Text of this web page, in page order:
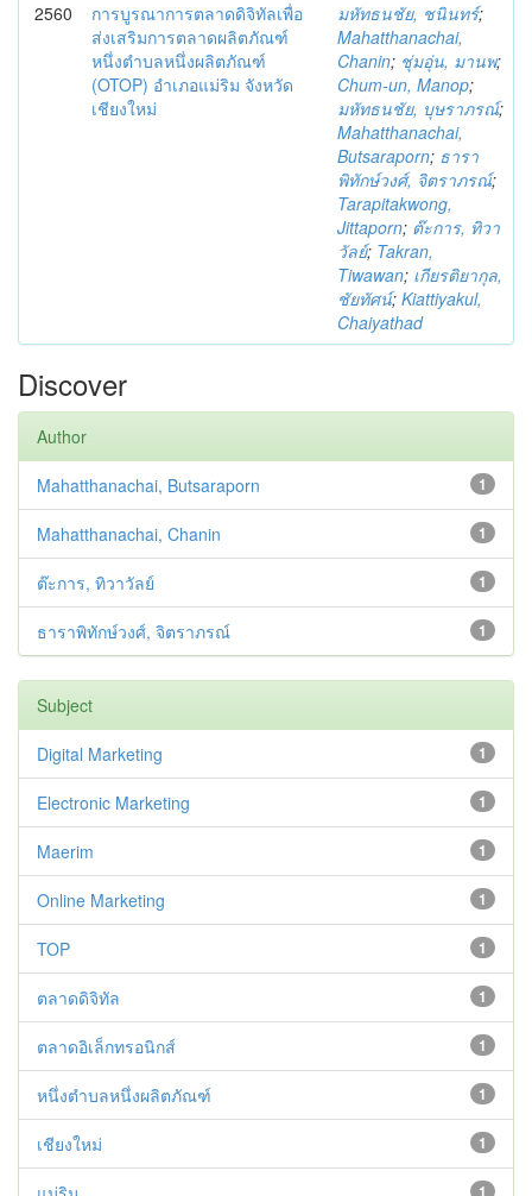
2560
การบูรณาการตลาดดิจิทัลเพื่อ
ส่งเสริมการตลาดผลิตภัณฑ์
หนึ่งตำบลหนึ่งผลิตภัณฑ์
(OTOP) อำเภอแม่ริม จังหวัด
เชียงใหม่
มหัทธนชัย, ชนินทร์;
Mahatthanachai,
Chanin; ชุ่มอุ่น, มานพ;
Chum-un, Manop;
มหัทธนชัย, บุษราภรณ์;
Mahatthanachai,
Butsaraporn; ธารา
พิทักษ์วงศ์, จิตราภรณ์;
Tarapitakwong,
Jittaporn; ต๊ะการ, ทิวา
วัลย์; Takran,
Tiwawan; เกียรติยากุล,
ชัยทัศน์; Kiattiyakul,
Chaiyathad
Discover
Author
1
Mahatthanachai, Butsaraporn
1
Mahatthanachai, Chanin
1
ต๊ะการ, ทิวาวัลย์
1
ธาราพิทักษ์วงศ์, จิตราภรณ์
Subject
1
Digital Marketing
1
Electronic Marketing
1
Maerim
1
Online Marketing
1
TOP
1
ตลาดดิจิทัล
1
ตลาดอิเล็กทรอนิกส์
1
หนึ่งตำบลหนึ่งผลิตภัณฑ์
1
เชียงใหม่
1